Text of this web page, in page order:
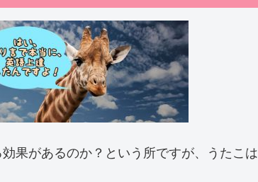
果があるのか？という所ですが、うたこは